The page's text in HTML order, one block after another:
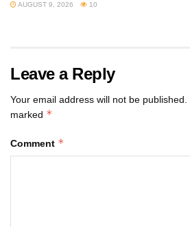
AUGUST 9, 2026 10
Leave a Reply
Your email address will not be published.
marked *
Comment *